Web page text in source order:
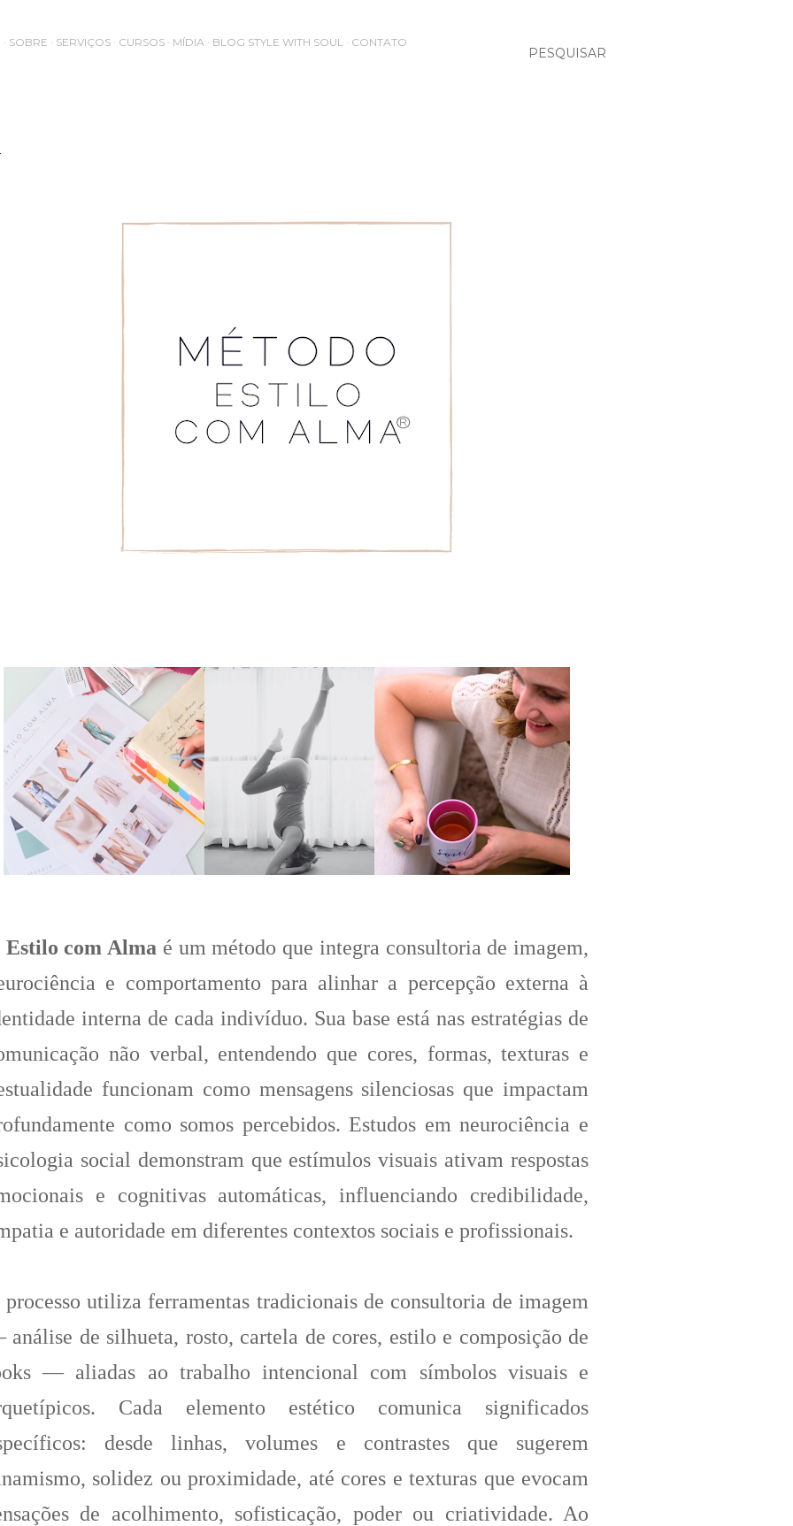
PESQUISAR
SOBRE SERVIÇOS CURSOS MÍDIA BLOG STYLE WITH SOUL CONTATO
Estilo com Alma é um método que integra consultoria de imagem,
e comportamento para alinhar a percepção externa à
interna de cada indivíduo. Sua base está nas estratégias de
não verbal, entendendo que cores, formas, texturas e
funcionam como mensagens silenciosas que impactam
como somos percebidos. Estudos em neurociência e
social demonstram que estímulos visuais ativam respostas
e cognitivas automáticas, influenciando credibilidade,
e autoridade em diferentes contextos sociais e profissionais.
processo utiliza ferramentas tradicionais de consultoria de imagem
de silhueta, rosto, cartela de cores, estilo e composição de
— aliadas ao trabalho intencional com símbolos visuais e
Cada elemento estético comunica significados
desde linhas, volumes e contrastes que sugerem
solidez ou proximidade, até cores e texturas que evocam
de acolhimento, sofisticação, poder ou criatividade. Ao